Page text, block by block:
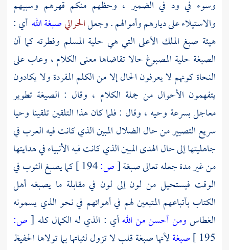
وسوء في ود في الضمير ، وحظهم منكم قهرهم وسبيهم
والاستيلاء على ديارهم وأموالهم . وجعلالحراليصبغة الله أي :
هيئة صبغ الملك الأعلى التي هي حلية المسلم وفطرته كما أن
الصبغة حلية المصبوغ حالا تقاضاها معنى الكلام ، وعاب على
النحاة كونهم لا يعرفون الحال إلا من الكلم المفردة ولا يكادون
يتفهمون الأحوال من جملة الكلام ، وقال : الصيغة تطوير
معاجل بسرعة وحيه ، وقال : فلما كان هذا التلقين تلقينا وحيا
سريع التصيير من حال الضلال المبين الذي كانت فيه العرب في
جاهليتها إلى حال الهدى المبين الذي كانت فيه الأنبياء في هدايتها
من غير مدة جعله تعالى صبغة[ص:
كما يصبغ الثوب في
الوقت فيستحيل من لون إلى لون في مقابلة ما يصبغه أهل
الكتاب بأتباعهم المتبعين لهم في أهوائهم في نحو الذي يسمونه
الغطاسومن أحسن من اللهأي : الذي له الكمال كله [ص:
195 ] صبغةلأنها صبغة قلب لا تزول لثباتها بما تولاها الحفيظ